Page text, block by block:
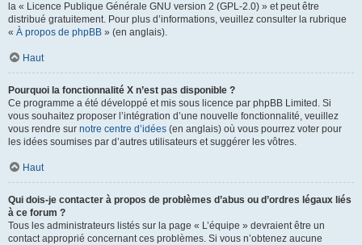
la « Licence Publique Générale GNU version 2 (GPL-2.0) » et peut être
distribué gratuitement. Pour plus d’informations, veuillez consulter la rubrique
« À propos de phpBB » (en anglais).
Haut
Pourquoi la fonctionnalité X n’est pas disponible ?
Ce programme a été développé et mis sous licence par phpBB Limited. Si
vous souhaitez proposer l’intégration d’une nouvelle fonctionnalité, veuillez
vous rendre sur notre centre d’idées (en anglais) où vous pourrez voter pour
les idées soumises par d’autres utilisateurs et suggérer les vôtres.
Haut
Qui dois-je contacter à propos de problèmes d’abus ou d’ordres légaux liés
à ce forum ?
Tous les administrateurs listés sur la page « L’équipe » devraient être un
contact approprié concernant ces problèmes. Si vous n’obtenez aucune